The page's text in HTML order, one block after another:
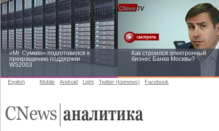
«Mr. Сумкин» подготовился к
прекращению поддержки
WS2003
Как строился электронный
бизнес Банка Москвы?
English Mobile Android Light Twitter (topnews) Facebook